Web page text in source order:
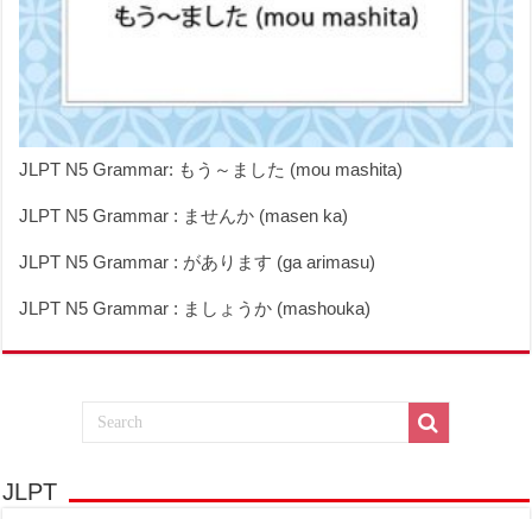
JLPT N5 Grammar: もう～ました (mou mashita)
JLPT N5 Grammar : ませんか (masen ka)
JLPT N5 Grammar : があります (ga arimasu)
JLPT N5 Grammar : ましょうか (mashouka)
JLPT